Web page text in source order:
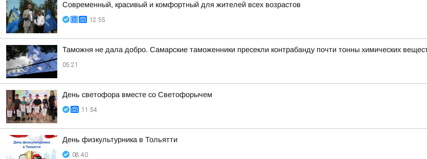
Современный, красивый и комфортный для жителей всех возрастов
12:55
Таможня не дала добро. Самарские таможенники пресекли контрабанду почти тонны химических
05:21
День светофора вместе со Светофорычем
11:54
День физкультурника в Тольятти
08:40